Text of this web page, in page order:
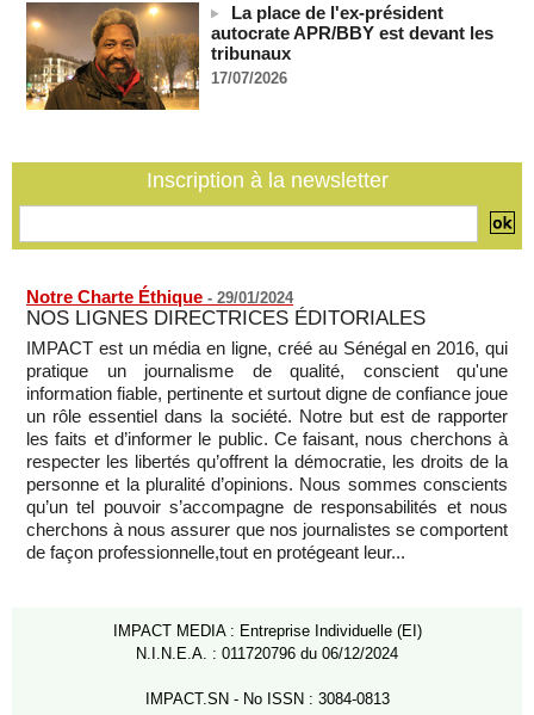
Bénin: le nouveau Sénat élit son premier président
06/08/2026 -
La Centrafrique et le Cameroun apaisent les tensions après
un incident frontalier
La place de l'ex-président
autocrate APR/BBY est devant les
tribunaux
17/07/2026
Inscription à la newsletter
Notre Charte Éthique - 29/01/2024
NOS LIGNES DIRECTRICES ÉDITORIALES
IMPACT est un média en ligne, créé au Sénégal en 2016, qui
pratique un journalisme de qualité, conscient qu'une
information fiable, pertinente et surtout digne de confiance joue
un rôle essentiel dans la société. Notre but est de rapporter
les faits et d’informer le public. Ce faisant, nous cherchons à
respecter les libertés qu’offrent la démocratie, les droits de la
personne et la pluralité d’opinions. Nous sommes conscients
qu’un tel pouvoir s’accompagne de responsabilités et nous
cherchons à nous assurer que nos journalistes se comportent
de façon professionnelle,tout en protégeant leur...
IMPACT MEDIA : Entreprise Individuelle (EI)
N.I.N.E.A. : 011720796 du 06/12/2024
IMPACT.SN - No ISSN : 3084-0813